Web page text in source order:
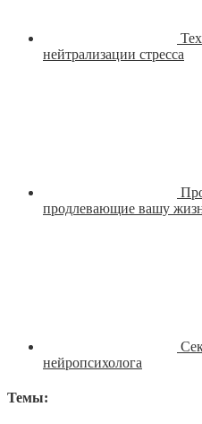
нейтрализации стресса
продлевающие вашу
нейропсихолога
Темы: